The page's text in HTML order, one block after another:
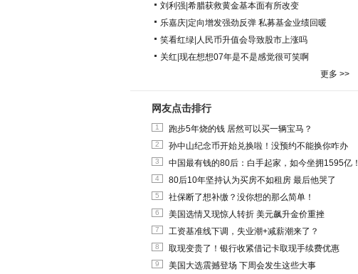
刘利强 希腊获救黄金基本面有所改变
乐嘉庆 定向增发强劲反弹 私募基金业绩回暖
笑看红绿 人民币升值会导致股市上涨吗
关红 现在想想07年是不是感觉很可笑啊
更多 >>
网友点击排行
1 跑步5年烧的钱 居然可以买一辆宝马？
2 孙中山纪念币开始兑换啦！没预约不能换你咋办
3 中国最有钱的80后：白手起家，如今坐拥1595亿！
4 80后10年坚持认为买房不如租房 最后他哭了
5 社保断了想补缴？没你想的那么简单！
6 美国选情又现惊人转折 美元飙升金价重挫
7 工资基准线下调，失业潮+减薪潮来了？
8 取现变贵了！银行收紧借记卡取现手续费优惠
9 美国大选震撼登场 下周会发生这些大事